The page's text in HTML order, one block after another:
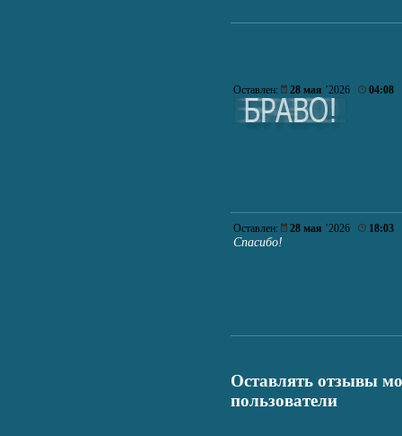
Оставлен: 28 мая ’2026 04:08
Оставлен: 28 мая ’2026 18:03
Спасибо!
Оставлять отзывы
пользователи